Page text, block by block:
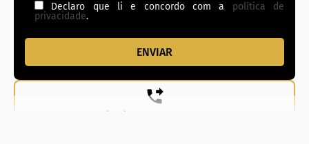
Declaro que li e concordo com a política de
privacidade.
(62) 99831-0020